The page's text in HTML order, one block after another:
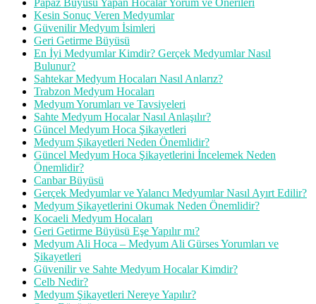
Kesin Sonuç Veren Medyumlar
Güvenilir Medyum İsimleri
Geri Getirme Büyüsü
En İyi Medyumlar Kimdir? Gerçek Medyumlar Nasıl
Bulunur?
Sahtekar Medyum Hocaları Nasıl Anlarız?
Trabzon Medyum Hocaları
Medyum Yorumları ve Tavsiyeleri
Sahte Medyum Hocalar Nasıl Anlaşılır?
Güncel Medyum Hoca Şikayetleri
Medyum Şikayetleri Neden Önemlidir?
Güncel Medyum Hoca Şikayetlerini İncelemek Neden
Önemlidir?
Canbar Büyüsü
Gerçek Medyumlar ve Yalancı Medyumlar Nasıl Ayırt Edilir?
Medyum Şikayetlerini Okumak Neden Önemlidir?
Kocaeli Medyum Hocaları
Geri Getirme Büyüsü Eşe Yapılır mı?
Medyum Ali Hoca – Medyum Ali Gürses Yorumları ve
Şikayetleri
Güvenilir ve Sahte Medyum Hocalar Kimdir?
Celb Nedir?
Medyum Şikayetleri Nereye Yapılır?